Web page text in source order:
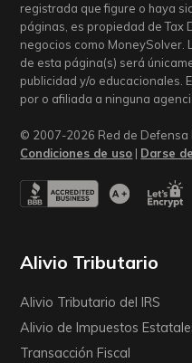
registrada que figure o haya
páginas, es propiedad de Tax
negocios como MoneySolver.
de esta página(s) será
publicidad y/o educacionales.
por o afiliada a ninguna
© 2007-2026 Red de Defensa
Condiciones de uso | Darse
Alivio Tributario
Alivio Tributario del IRS
Alivio de Impuestos
Transacción Fiscal